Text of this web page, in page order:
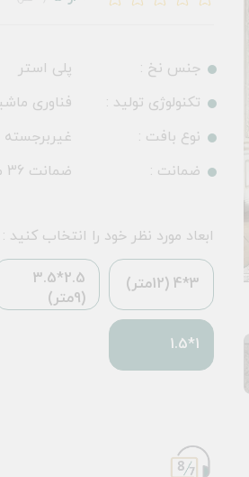
جنس نخ :
پلی استر
تکنولوژی تولید :
فناوری
نوع بافت :
غیربرجسته
ضمانت :
ضمانت 36 ماهه
ابعاد مورد نظر خود را انتخاب کنید :
3*4 (12متر)
2.5*3.5
(9متر)
1*1.5